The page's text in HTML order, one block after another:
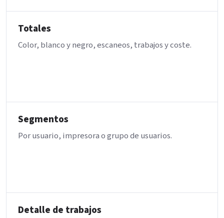
Totales
Color, blanco y negro, escaneos, trabajos y coste.
Segmentos
Por usuario, impresora o grupo de usuarios.
Detalle de trabajos